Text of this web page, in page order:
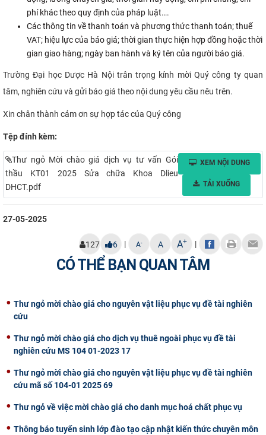
phí khác theo quy định của pháp luật….
Các thông tin về thanh toán và phương thức thanh toán; thuế
VAT; hiệu lực của báo giá; thời gian thực hiện hợp đồng hoặc thời
gian giao hàng; ngày ban hành và ký tên của người báo giá.
Trường Đại học Dược Hà Nội trân trọng kính mời Quý công ty quan
tâm, nghiên cứu và gửi báo giá theo nội dung yêu cầu nêu trên.
Xin chân thành cảm ơn sự hợp tác của Quý công
Tệp đính kèm:
Thư ngỏ Mời chào giá dịch vụ tư vấn Gói
thầu KT01 2025 Sửa chữa Khoa Dlieu
DHCT.pdf
XEM NỘI DUNG
TẢI XUỐNG
27-05-2025
127 6 | A- A A+ |
CÓ THỂ BẠN QUAN TÂM
Thư ngỏ mời chào giá cho nguyên vật liệu phục vụ đề tài nghiên
cứu
Thư ngỏ mời chào giá cho dịch vụ thuê ngoài phục vụ đề tài
nghiên cứu MS 104 01-2023 17
Thư ngỏ mời chào giá cho nguyên vật liệu phục vụ đề tài nghiên
cứu mã số 104-01 2025 69
Thư ngỏ về việc mời chào giá cho danh mục hoá chất phục vụ
Thông báo tuyển sinh lớp đào tạo cập nhật kiến thức chuyên môn